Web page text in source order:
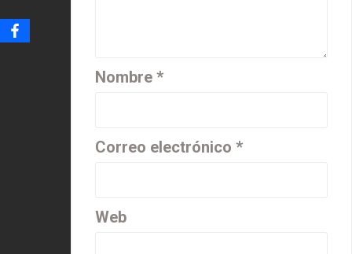
Nombre *
Correo electrónico *
Web